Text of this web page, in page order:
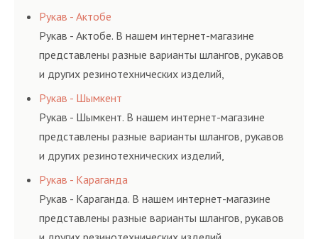
соответствующих ГОСТам, техническим условиям
и нормативам.
Рукав - Актобе
Рукав - Актобе. В нашем интернет-магазине
представлены разные варианты шлангов, рукавов
и других резинотехнических изделий,
соответствующих ГОСТам, техническим условиям
и нормативам.
Рукав - Шымкент
Рукав - Шымкент. В нашем интернет-магазине
представлены разные варианты шлангов, рукавов
и других резинотехнических изделий,
соответствующих ГОСТам, техническим условиям
и нормативам.
Рукав - Караганда
Рукав - Караганда. В нашем интернет-магазине
представлены разные варианты шлангов, рукавов